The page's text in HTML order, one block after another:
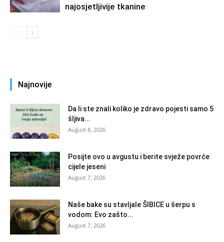
najosjetljivije tkanine
Najnovije
Da li ste znali koliko je zdravo pojesti samo 5
šljiva...
August 8, 2026
Posijte ovo u avgustu i berite svježe povrće
cijele jeseni
August 7, 2026
Naše bake su stavljale ŠIBICE u šerpu s
vodom: Evo zašto...
August 7, 2026